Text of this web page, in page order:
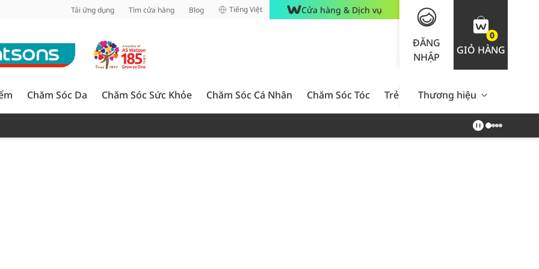
Tải ứng dụng Tìm cửa hàng Blog Tiếng Việt Cửa hàng & Dịch vụ
ĐĂNG
NHẬP
0
GIỎ HÀNG
Chăm Sóc Da Chăm Sóc Sức Khỏe Chăm Sóc Cá Nhân Chăm Sóc Tóc Trẻ Em Nam Giới Chăm Sóc
Thương hiệu